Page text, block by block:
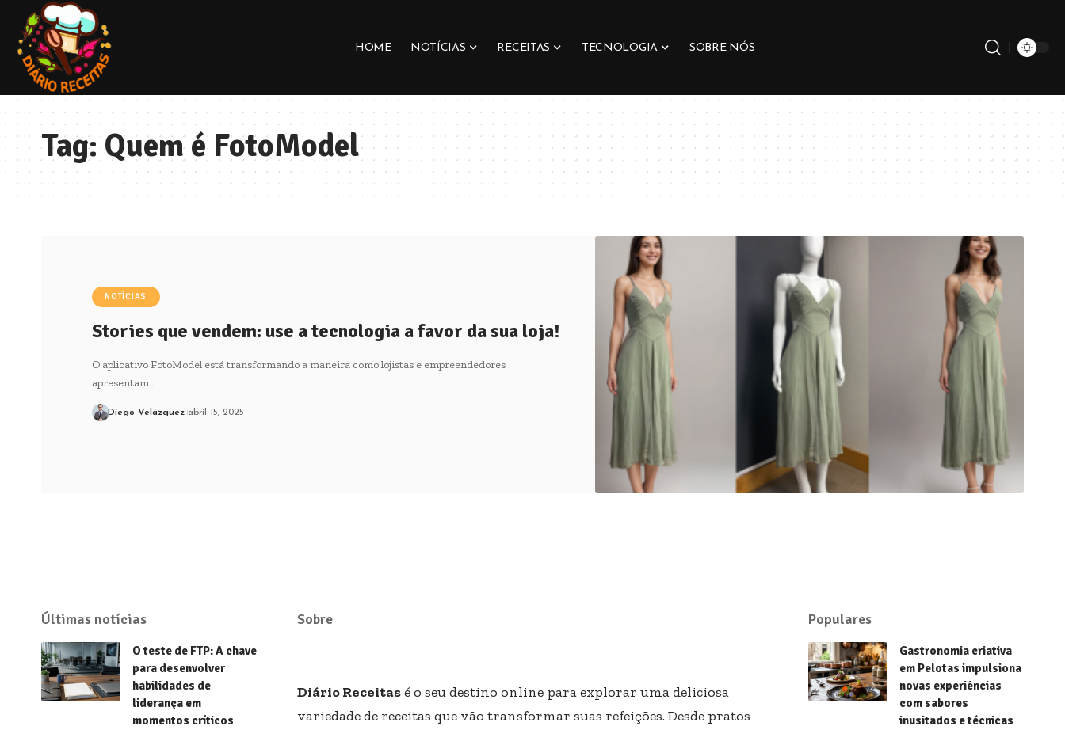
HOME NOTÍCIAS RECEITAS TECNOLOGIA SOBRE NÓS
Tag:Quem é FotoModel
NOTÍCIAS
Stories que vendem: use a tecnologia a favor da sua loja!
O aplicativo FotoModel está transformando a maneira como lojistas e empreendedores
apresentam…
Diego Velázquez abril 15, 2025
Últimas notícias
O teste de FTP: A chave
para desenvolver
habilidades de
liderança em
momentos críticos
Sobre
Diário Receitasé o seu destino online para explorar uma deliciosa
variedade de receitas que vão transformar suas refeições. Desde pratos
Populares
Gastronomia criativa
em Pelotas impulsiona
novas experiências
com sabores
inusitados e técnicas